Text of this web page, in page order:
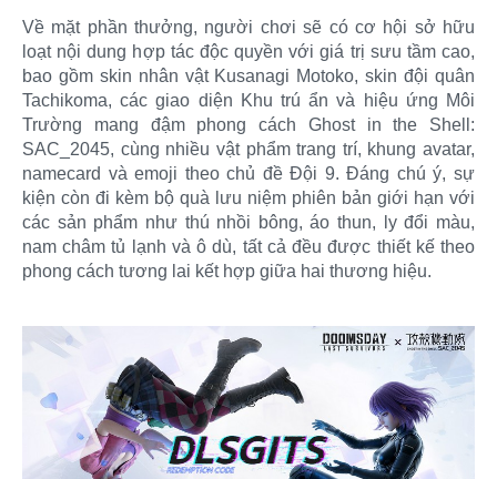
Về mặt phần thưởng, người chơi sẽ có cơ hội sở hữu
loạt nội dung hợp tác độc quyền với giá trị sưu tầm cao,
bao gồm skin nhân vật Kusanagi Motoko, skin đội quân
Tachikoma, các giao diện Khu trú ẩn và hiệu ứng Môi
Trường mang đậm phong cách Ghost in the Shell:
SAC_2045, cùng nhiều vật phẩm trang trí, khung avatar,
namecard và emoji theo chủ đề Đội 9. Đáng chú ý, sự
kiện còn đi kèm bộ quà lưu niệm phiên bản giới hạn với
các sản phẩm như thú nhồi bông, áo thun, ly đổi màu,
nam châm tủ lạnh và ô dù, tất cả đều được thiết kế theo
phong cách tương lai kết hợp giữa hai thương hiệu.